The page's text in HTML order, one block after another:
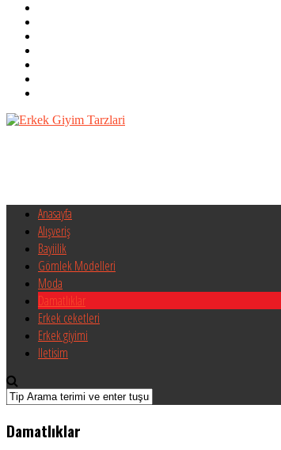
Anasayfa
Alışveriş
Bayiilik
Gömlek Modelleri
Moda
Damatlıklar
Erkek ceketleri
Erkek giyimi
Iletisim
Damatlıklar